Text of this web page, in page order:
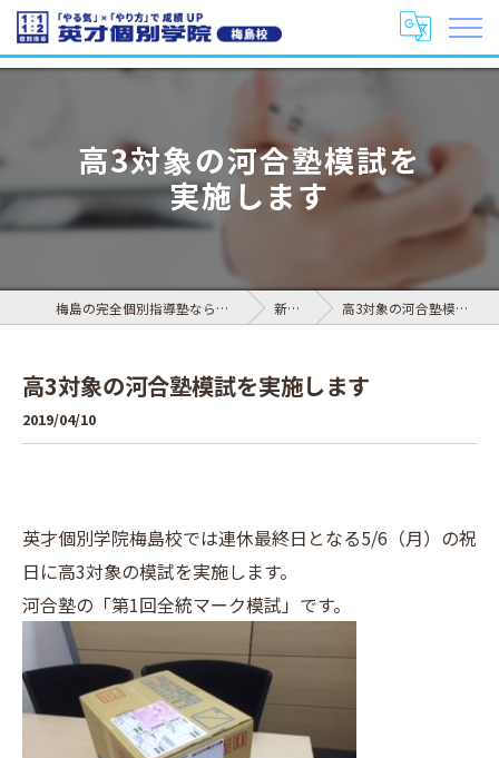
高3対象の河合塾模試を
実施します
梅島の完全個別指導塾なら英才個別学院 梅島校 新着情報 高3対象の河合塾模試を実施します
高3対象の河合塾模試を実施します
2019/04/10
英才個別学院梅島校では連休最終日となる5/6（月）の祝
日に高3対象の模試を実施します。
河合塾の「第1回全統マーク模試」です。